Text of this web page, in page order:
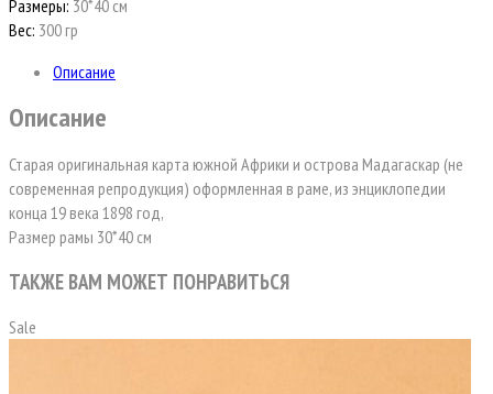
Размеры: 30*40 см
Вес: 300 гр
Описание
Описание
Старая оригинальная карта южной Африки и острова Мадагаскар (не
современная репродукция) оформленная в раме, из энциклопедии
конца 19 века 1898 год,
Размер рамы 30*40 см
ТАКЖЕ ВАМ МОЖЕТ ПОНРАВИТЬСЯ
Sale